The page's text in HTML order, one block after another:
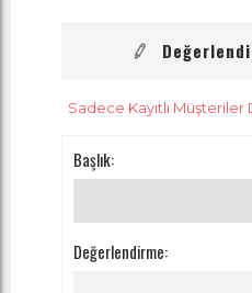
Sadece Kayıtlı
Başlık:
Değerlendirme: